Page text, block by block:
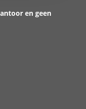
en geen